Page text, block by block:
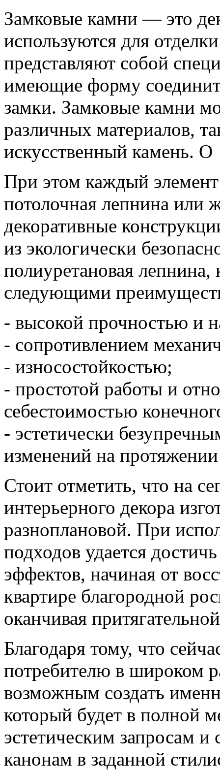
Замковые камни — это
используются для
представляют собой
имеющие форму
замки. Замковые камни
различных материалов,
искусственный камень. О
При этом каждый элемент
потолочная лепнина или
декоративные
из экологически
полиуретановая лепнина,
следующими
- высокой прочностью и
- сопротивлением
- износостойкостью;
- простотой работы и
себестоимостью
- эстетически
изменений на
Стоит отметить, что на
интерьерного декора
разноплановой. При
подходов удается
эффектов, начиная от
квартире благородной
оканчивая
Благодаря тому, что
потребителю в широком
возможным создать
который будет в полной
эстетическим запросам и
канонам в заданной